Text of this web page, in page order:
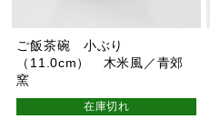
ご飯茶碗 小ぶり
（11.0cm） 木米風／青郊
窯
在庫切れ